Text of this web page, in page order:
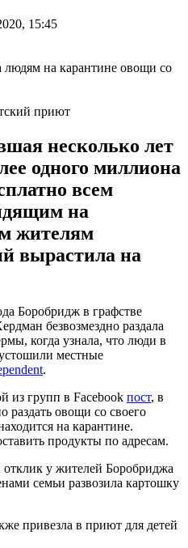
15:45
приют
несколько лет
одного миллиона
всем
на
жителям
вырастила на
Боробридж в графстве
безвозмездно раздала
когда узнала, что люди в
местные
.
из групп в Facebook пост, в
раздать овощи со своего
на карантине.
продукты по адресам.
у жителей Боробриджа
семьи развозила картошку
привезла в приют для детей